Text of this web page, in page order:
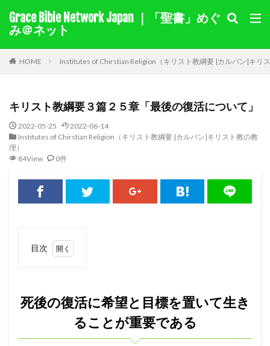
Grace Bible Network Japan ｜「聖書」めぐ
み＠ネット
HOME Institutes of Chirstian Religion（キリスト教綱要 |カルバン|キリ
キリスト教綱要３篇２５章「最後の復活について」
2022-05-25
2022-06-14
Institutes of Chirstian Religion（キリスト教綱要 |カルバン|キリスト教の教
理）
84View
0件
目次
活に
希望
置い
死後の復活に希望と目標を置いて生き
ることが重要である
１サムエル記 １列王記
キーワード検索結果
モーセ
マアカ 自由 伝道
十字架
賜物
出エジプト
旧約 迫害
ナボテ
神の愛
アハブの子アハズヤ
十戒
賛美 一致 富
ぶどうの木
クリスチャン
第１回伝道旅行 証明